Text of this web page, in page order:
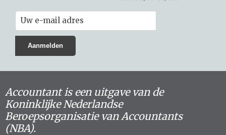
Accountant is een uitgave van de
Koninklijke Nederlandse
Beroepsorganisatie van Accountants
(NBA).